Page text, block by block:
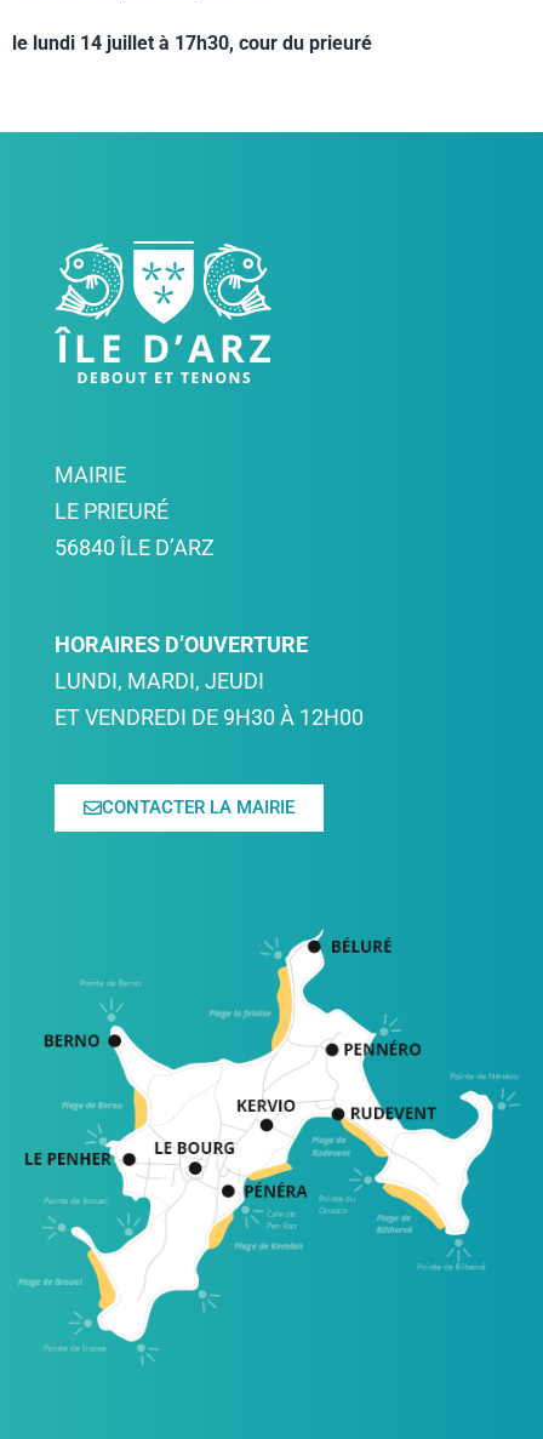
le lundi 14 juillet à 17h30, cour du prieuré
MAIRIE
LE PRIEURÉ
56840 ÎLE D’ARZ
HORAIRES D’OUVERTURE
LUNDI, MARDI, JEUDI
ET VENDREDI DE 9H30 À 12H00
CONTACTER LA MAIRIE